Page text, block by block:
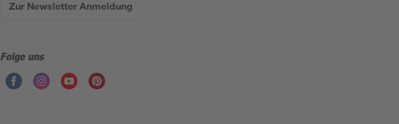
Zur Newsletter Anmeldung
Folge uns